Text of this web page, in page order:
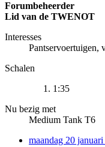
Forumbeheerder
Lid van de TWENOT
Interesses
Schalen
1:35
Nu bezig met
Medium Tank T6
maandag 20